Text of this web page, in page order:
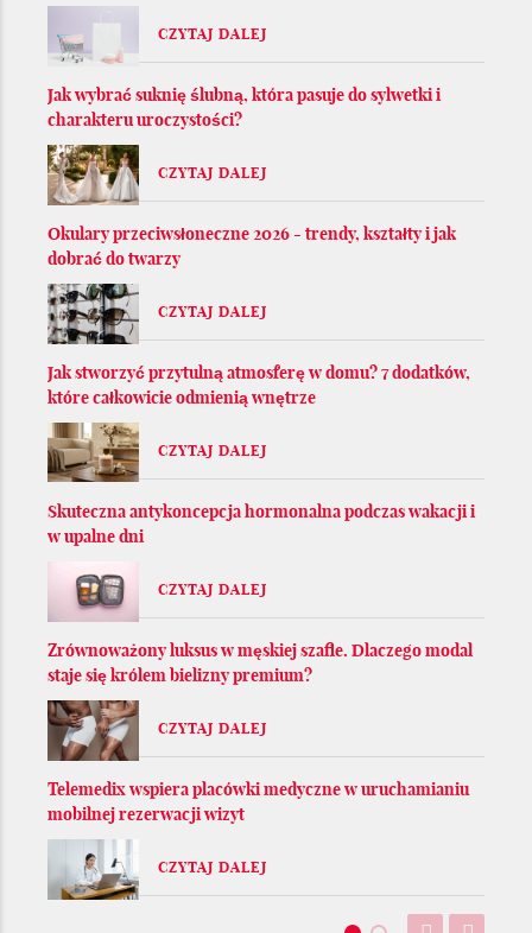
CZYTAJ DALEJ
Jak wybrać suknię ślubną, która pasuje do sylwetki i
charakteru uroczystości?
CZYTAJ DALEJ
Okulary przeciwsłoneczne 2026 - trendy, kształty i jak
dobrać do twarzy
CZYTAJ DALEJ
Jak stworzyć przytulną atmosferę w domu? 7 dodatków,
które całkowicie odmienią wnętrze
CZYTAJ DALEJ
Skuteczna antykoncepcja hormonalna podczas wakacji i
w upalne dni
CZYTAJ DALEJ
Zrównoważony luksus w męskiej szafie. Dlaczego modal
staje się królem bielizny premium?
CZYTAJ DALEJ
Telemedix wspiera placówki medyczne w uruchamianiu
mobilnej rezerwacji wizyt
CZYTAJ DALEJ